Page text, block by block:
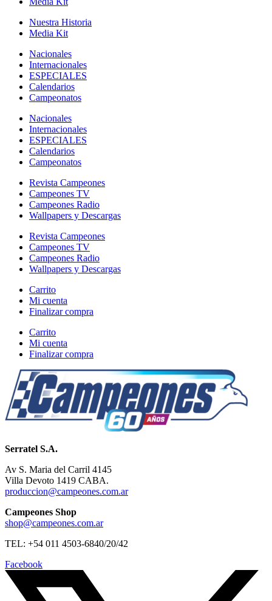
Nuestra Historia
Media Kit
Nacionales
Internacionales
ESPECIALES
Calendarios
Campeonatos
Nacionales
Internacionales
ESPECIALES
Calendarios
Campeonatos
Revista Campeones
Campeones TV
Campeones Radio
Wallpapers y Descargas
Revista Campeones
Campeones TV
Campeones Radio
Wallpapers y Descargas
Carrito
Mi cuenta
Finalizar compra
Carrito
Mi cuenta
Finalizar compra
Serratel S.A.
Av S. Maria del Carril 4145
Villa Devoto 1419 CABA.
produccion@campeones.com.ar
Campeones Shop
shop@campeones.com.ar
TEL: +54 011 4503-6840/20/42
Facebook